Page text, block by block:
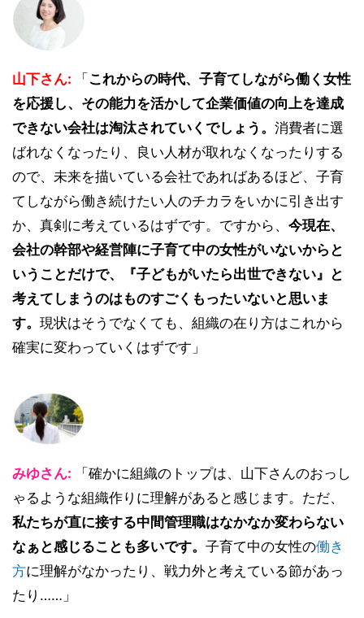
山下さん: 「 これからの時代、子育てしながら働く女性
を応援し、その能力を活かして企業価値の向上を達成
できない会社は淘汰されていくでしょう。 消費者に選
ばれなくなったり、良い人材が取れなくなったりする
ので、未来を描いている会社であればあるほど、子育
てしながら働き続けたい人のチカラをいかに引き出す
か、真剣に考えているはずです。ですから、 今現在、
会社の幹部や経営陣に子育て中の女性がいないからと
いうことだけで、『子どもがいたら出世できない』と
考えてしまうのはものすごくもったいないと思いま
す。 現状はそうでなくても、組織の在り方はこれから
確実に変わっていくはずです」
みゆさん:
「確かに組織のトップは、山下さんのおっし
ゃるような組織作りに理解があると感じます。ただ、
私たちが直に接する中間管理職はなかなか変わらない
なぁと感じることも多いです。 子育て中の女性の働き
方に理解がなかったり、戦力外と考えている節があっ
たり……」